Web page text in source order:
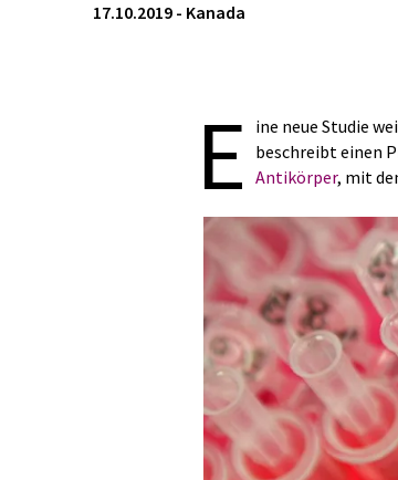
17.10.2019 - Kanada
E
ine neue Studie
beschreibt einen
Antikörper, mit